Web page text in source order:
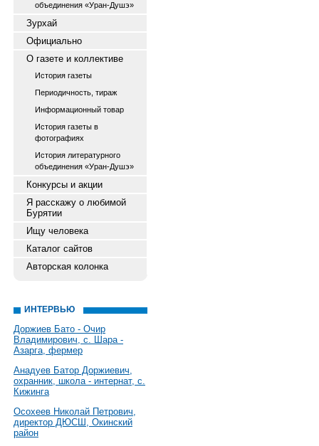
объединения «Уран-Душэ»
Зурхай
Официально
О газете и коллективе
История газеты
Периодичность, тираж
Информационный товар
История газеты в
фотографиях
История литературного
объединения «Уран-Душэ»
Конкурсы и акции
Я расскажу о любимой
Бурятии
Ищу человека
Каталог сайтов
Авторская колонка
ИНТЕРВЬЮ
Доржиев Бато - Очир
Владимирович, с. Шара -
Азарга, фермер
Анадуев Батор Доржиевич,
охранник, школа - интернат, с.
Кижинга
Осохеев Николай Петрович,
директор ДЮСШ, Окинский
район